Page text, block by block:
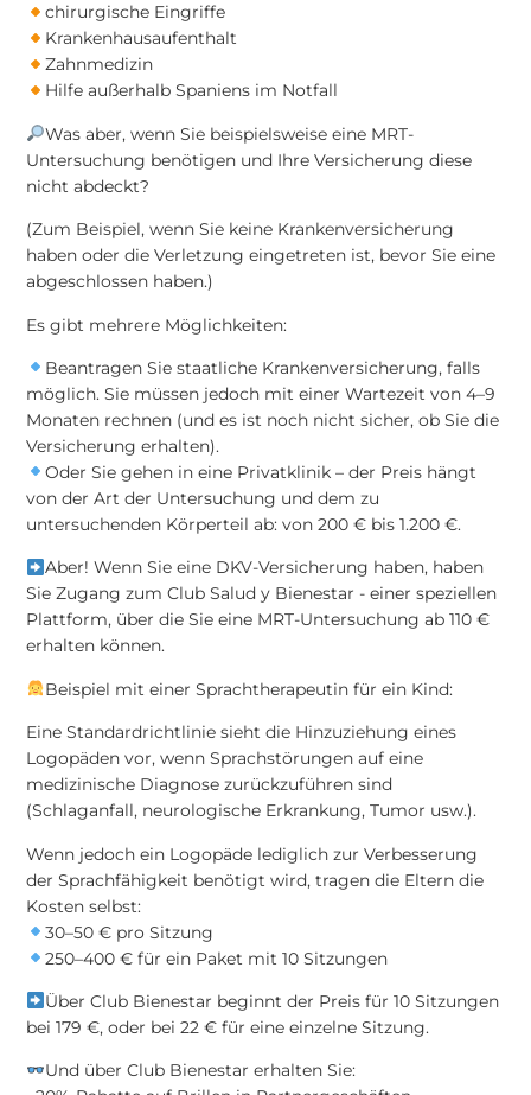
chirurgische Eingriffe
Krankenhausaufenthalt
Zahnmedizin
Hilfe außerhalb Spaniens im Notfall
Was aber, wenn Sie beispielsweise eine MRT-
Untersuchung benötigen und Ihre Versicherung diese
nicht abdeckt?
(Zum Beispiel, wenn Sie keine Krankenversicherung
haben oder die Verletzung eingetreten ist, bevor Sie eine
abgeschlossen haben.)
Es gibt mehrere Möglichkeiten:
Beantragen Sie staatliche Krankenversicherung, falls
möglich. Sie müssen jedoch mit einer Wartezeit von 4–9
Monaten rechnen (und es ist noch nicht sicher, ob Sie die
Versicherung erhalten).
Oder Sie gehen in eine Privatklinik – der Preis hängt
von der Art der Untersuchung und dem zu
untersuchenden Körperteil ab: von 200 € bis 1.200 €.
Aber! Wenn Sie eine DKV-Versicherung haben, haben
Sie Zugang zum Club Salud y Bienestar - einer speziellen
Plattform, über die Sie eine MRT-Untersuchung ab 110 €
erhalten können.
Beispiel mit einer Sprachtherapeutin für ein Kind:
Eine Standardrichtlinie sieht die Hinzuziehung eines
Logopäden vor, wenn Sprachstörungen auf eine
medizinische Diagnose zurückzuführen sind
(Schlaganfall, neurologische Erkrankung, Tumor usw.).
Wenn jedoch ein Logopäde lediglich zur Verbesserung
der Sprachfähigkeit benötigt wird, tragen die Eltern die
Kosten selbst:
30–50 € pro Sitzung
250–400 € für ein Paket mit 10 Sitzungen
Über Club Bienestar beginnt der Preis für 10 Sitzungen
bei 179 €, oder bei 22 € für eine einzelne Sitzung.
Und über Club Bienestar erhalten Sie: